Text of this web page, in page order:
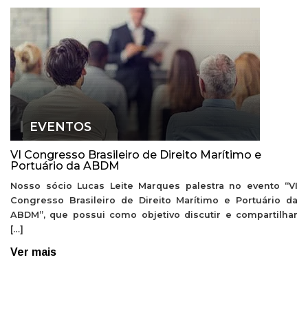
EVENTOS
VI Congresso Brasileiro de Direito Marítimo e
Portuário da ABDM
Nosso sócio Lucas Leite Marques palestra no evento “VI
Congresso Brasileiro de Direito Marítimo e Portuário da
ABDM”, que possui como objetivo discutir e compartilhar
[…]
Ver mais